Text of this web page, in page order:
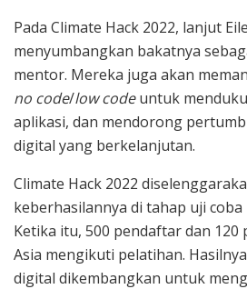
Pada Climate Hack 2022, lanjut
menyumbangkan bakatnya
mentor. Mereka juga akan
no code/low codeuntuk
aplikasi, dan mendorong
digital yang berkelanjutan.
Climate Hack 2022
keberhasilannya di tahap uji coba
Ketika itu, 500 pendaftar dan 120
Asia mengikuti pelatihan.
digital dikembangkan untuk